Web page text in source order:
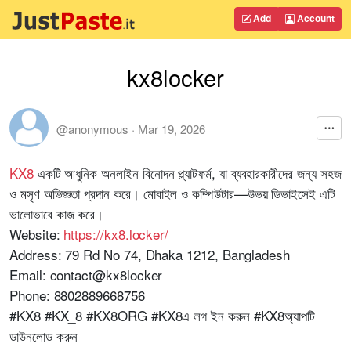
Add Account
kx8locker
@anonymous · Mar 19, 2026
KX8একটি আধুনিক অনলাইন বিনোদন প্ল্যাটফর্ম, যা ব্যবহারকারীদের জন্য সহজ
ও মসৃণ অভিজ্ঞতা প্রদান করে। মোবাইল ও কম্পিউটার—উভয় ডিভাইসেই এটি
ভালোভাবে কাজ করে।
Website: https://kx8.locker/
Address: 79 Rd No 74, Dhaka 1212, Bangladesh
Email: contact@kx8locker
Phone: 8802889668756
#KX8 #KX_8 #KX8ORG #KX8এ লগ ইন করুন #KX8অ্যাপটি
ডাউনলোড করুন